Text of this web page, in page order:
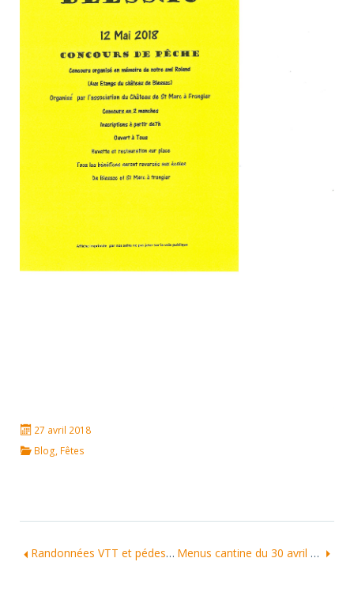
27 avril 2018
Blog, Fêtes
Randonnées VTT et pédestres Blessac-Samedi 12 mai 2018 Menus cantine du 30 avril au 11 mai